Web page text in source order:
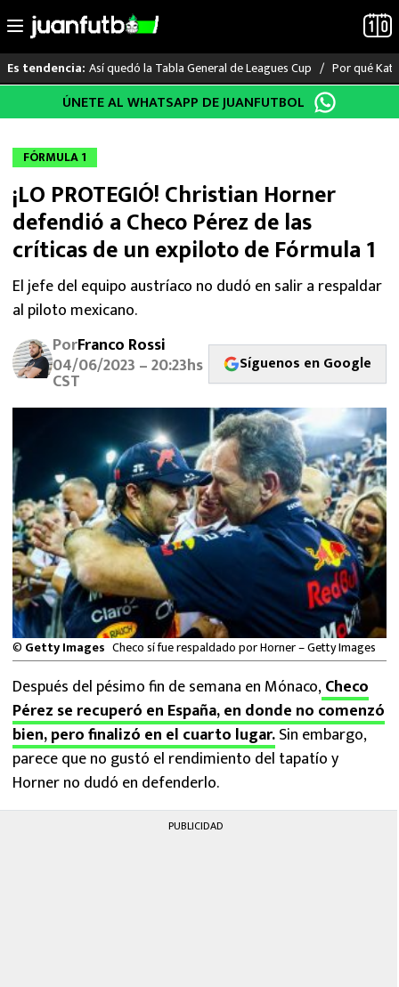
al
Es tendencia: Así quedó la Tabla General de Leagues Cup Por qué
LO ÚLTIMO
LIGA MX
RAYADOS
PUMAS
ATLANTE
FUTBOL INTERNACIONAL
MEXICANOS EN EL EXTRANJERO
FUTBOL ESTUFA
FÓRMULA 1
BOXEO
LIGA MX
NFL
ÚNETE AL WHATSAPP DE JUANFUTBOL
FÓRMULA 1
¡LO PROTEGIÓ! Christian Horner
defendió a Checo Pérez de las
críticas de un expiloto de Fórmula 1
El jefe del equipo austríaco no dudó en salir a respaldar
al piloto mexicano.
PorFranco Rossi
04/06/2023 – 20:23hs
CST
Síguenos en Google
© Getty Images Checo sí fue respaldado por Horner – Getty Images
Después del pésimo fin de semana en Mónaco,Checo
Pérez se recuperó en España, en donde no comenzó
bien, pero finalizó en el cuarto lugar.Sin embargo,
parece que no gustó el rendimiento del tapatío y
Horner no dudó en defenderlo.
PUBLICIDAD